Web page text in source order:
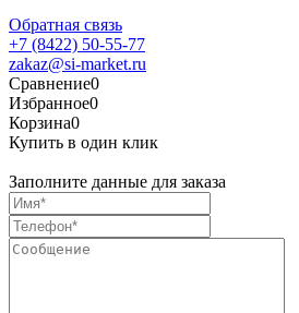
Обратная связь
+7 (8422) 50-55-77
zakaz@si-market.ru
Сравнение0
Избранное0
Корзина0
Купить в один клик
Заполните данные для заказа